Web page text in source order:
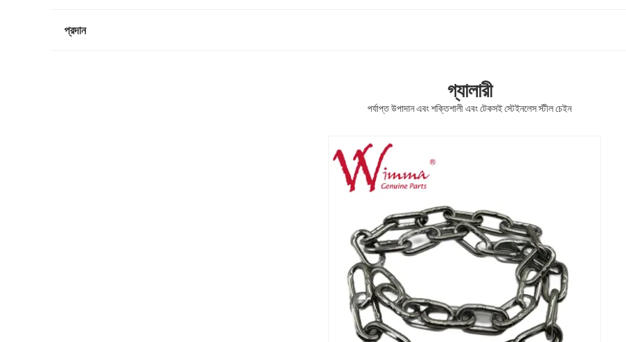
প্রদান
গ্যালারী
পর্যাপ্ত উপাদান এবং শক্তিশালী এবং টেকসই স্টেইনলেস স্টীল চেইন